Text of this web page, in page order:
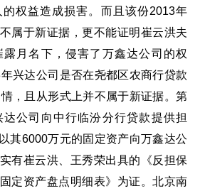
权益造成损害。而且该份2013年
属于新证据，更不能证明崔云洪夫
月名下，侵害了万鑫达公司的权
兴达公司是否在尧都区农商行贷款
，且从形式上并不属于新证据。第
公司向中行临汾分行贷款提供担
其6000万元的固定资产向万鑫达公
有崔云洪、王秀荣出具的《反担保
定资产盘点明细表》为证。北京南